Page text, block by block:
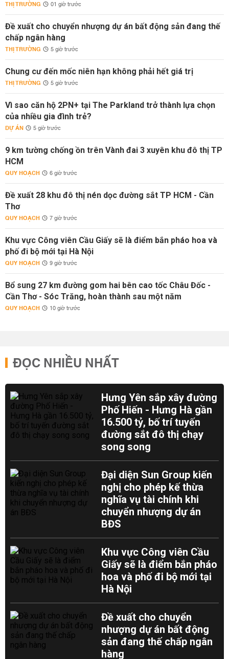
THỊ TRƯỜNG 01 giờ trước
Đề xuất cho chuyển nhượng dự án bất động sản đang thế
chấp ngân hàng
THỊ TRƯỜNG 5 giờ trước
Chung cư đến mốc niên hạn không phải hết giá trị
THỊ TRƯỜNG 5 giờ trước
Vì sao căn hộ 2PN+ tại The Parkland trở thành lựa chọn
của nhiều gia đình trẻ?
DỰ ÁN 5 giờ trước
9 km tường chống ồn trên Vành đai 3 xuyên khu đô thị TP
HCM
QUY HOẠCH 6 giờ trước
Đề xuất 28 khu đô thị nén dọc đường sắt TP HCM - Cần
Thơ
QUY HOẠCH 7 giờ trước
Khu vực Công viên Cầu Giấy sẽ là điểm bắn pháo hoa và
phố đi bộ mới tại Hà Nội
QUY HOẠCH 9 giờ trước
Bổ sung 27 km đường gom hai bên cao tốc Châu Đốc -
Cần Thơ - Sóc Trăng, hoàn thành sau một năm
QUY HOẠCH 10 giờ trước
ĐỌC NHIỀU NHẤT
Hưng Yên sắp xây đường
Phố Hiến - Hưng Hà gần
16.500 tỷ, bố trí tuyến
đường sắt đô thị chạy
song song
Đại diện Sun Group kiến
nghị cho phép kế thừa
nghĩa vụ tài chính khi
chuyển nhượng dự án
BĐS
Khu vực Công viên Cầu
Giấy sẽ là điểm bắn pháo
hoa và phố đi bộ mới tại
Hà Nội
Đề xuất cho chuyển
nhượng dự án bất động
sản đang thế chấp ngân
hàng